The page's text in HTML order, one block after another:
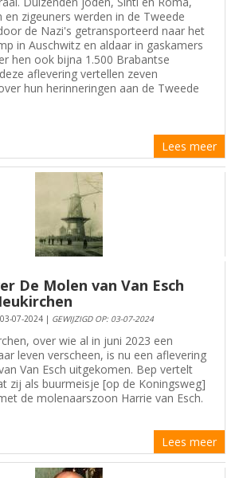
en zigeuners werden in de Tweede
de Nazi's getransporteerd naar het
in Auschwitz en aldaar in gaskamers
hen ook bijna 1.500 Brabantse
aflevering vertellen zeven
hun herinneringen aan de Tweede
Lees meer
De Molen van Van Esch
07-2024 | GEWIJZIGD OP: 03-07-2024
over wie al in juni 2023 een
leven verscheen, is nu een aflevering
Van Esch uitgekomen. Bep vertelt
zij als buurmeisje [op de Koningsweg]
de molenaarszoon Harrie van Esch.
Lees meer